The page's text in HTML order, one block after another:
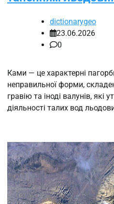
dictionarygeo
23.06.2026
0
Ками — це характерні
неправильної форми,
гравію та іноді валунів, які
діяльності талих вод